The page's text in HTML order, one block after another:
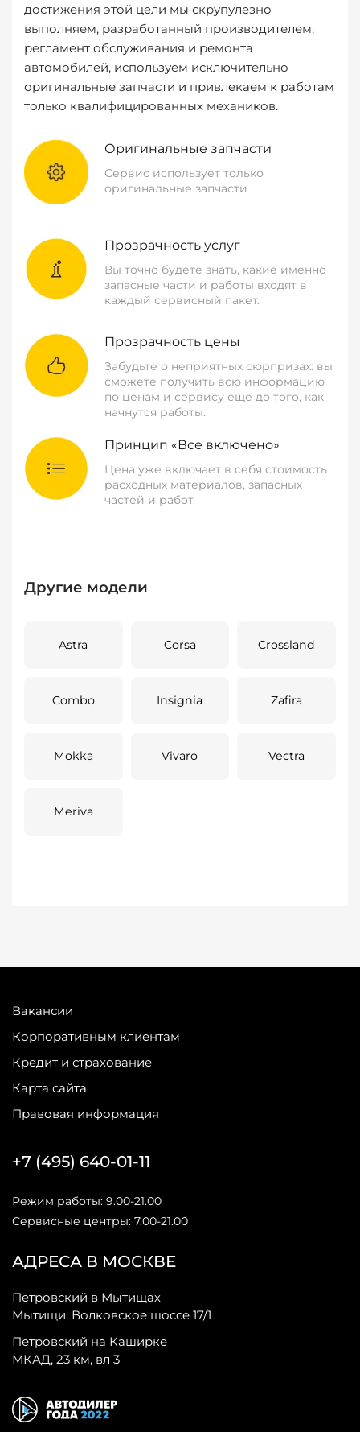
достижения этой цели мы скрупулезно
выполняем, разработанный производителем,
регламент обслуживания и ремонта
автомобилей, используем исключительно
оригинальные запчасти и привлекаем к работам
только квалифицированных механиков.
Оригинальные запчасти
Сервис использует только
оригинальные запчасти
Прозрачность услуг
Вы точно будете знать, какие именно
запасные части и работы входят в
каждый сервисный пакет.
Прозрачность цены
Забудьте о неприятных сюрпризах: вы
сможете получить всю информацию
по ценам и сервису еще до того, как
начнутся работы.
Принцип «Все включено»
Цена уже включает в себя стоимость
расходных материалов, запасных
частей и работ.
Другие модели
Astra Corsa Crossland
Combo Insignia Zafira
Mokka Vivaro Vectra
Meriva
Вакансии
Корпоративным клиентам
Кредит и страхование
Карта сайта
Правовая информация
АДРЕСА В МОСКВЕ
Петровский в Мытищах
Мытищи, Волковское шоссе 17/1
Петровский на Каширке
МКАД, 23 км, вл 3
+7 (495) 640-01-11
Режим работы: 9.00-21.00
Сервисные центры: 7.00-21.00